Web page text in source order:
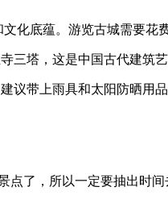
化底蕴。游览古城需要
塔，这是中国古代建筑
议带上雨具和太阳防晒
点了，所以一定要抽出时